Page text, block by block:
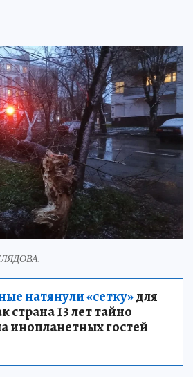
натянули «сетку»для
страна 13 лет тайно
инопланетных гостей